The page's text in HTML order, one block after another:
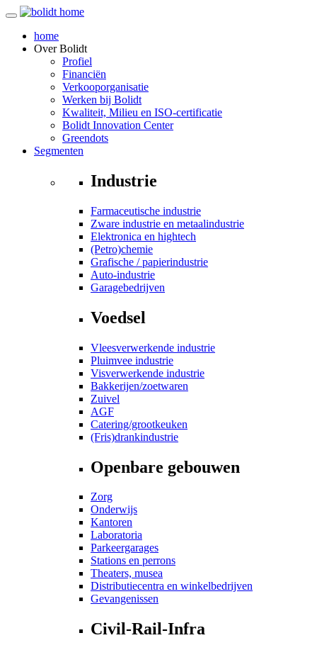
home
OverBolidt
Profiel
Financiën
Verkooporganisatie
Werken bij Bolidt
Kwaliteit, Milieu en ISO-certificatie
Bolidt Innovation Center
Greendots
Segmenten
Industrie
Farmaceutische industrie
Zware industrie en metaalindustrie
Elektronica en hightech
(Petro)chemie
Grafische / papierindustrie
Auto-industrie
Garagebedrijven
Voedsel
Vleesverwerkende industrie
Pluimvee industrie
Visverwerkende industrie
Bakkerijen/zoetwaren
Zuivel
AGF
Catering/grootkeuken
(Fris)drankindustrie
Openbare gebouwen
Zorg
Onderwijs
Kantoren
Laboratoria
Parkeergarages
Stations en perrons
Theaters, musea
Distributiecentra en winkelbedrijven
Gevangenissen
Civil-Rail-Infra